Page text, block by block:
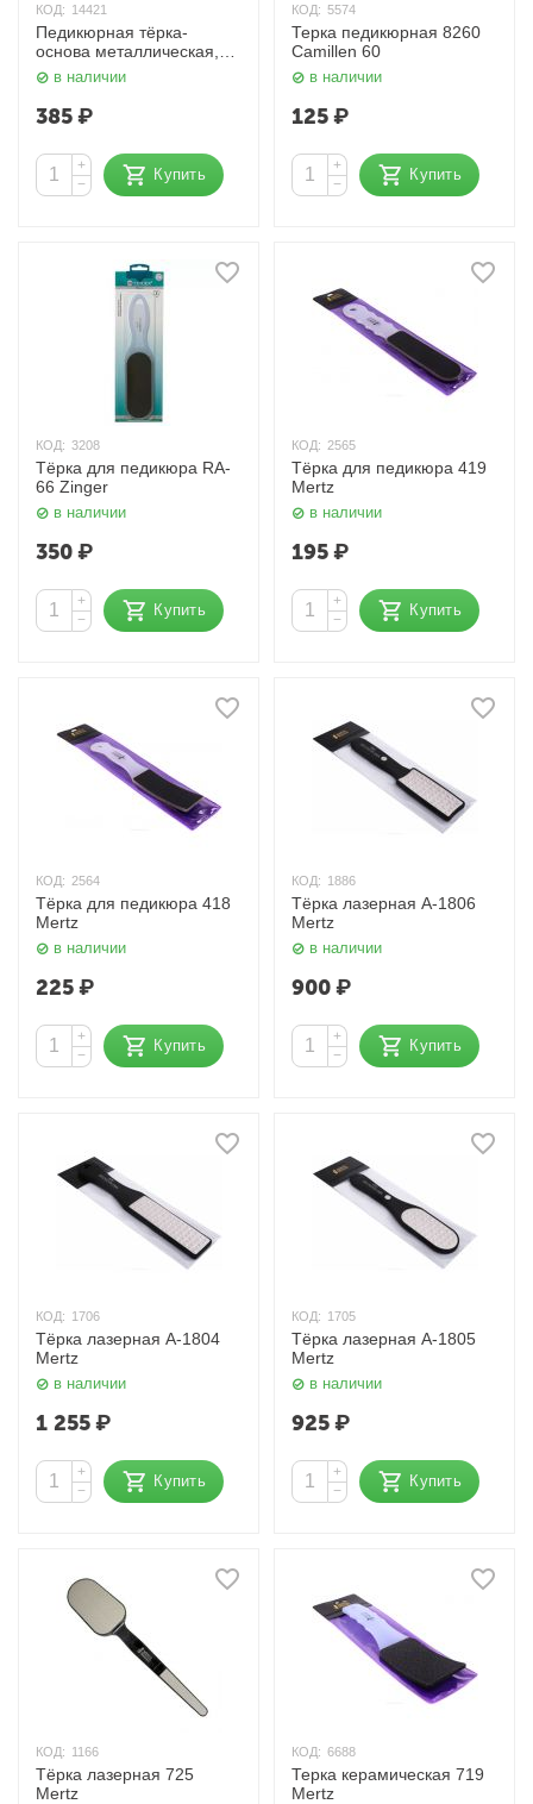
КОД: 14421
Педикюрная тёрка-
основа металлическая,
большая 1102 Kristaller
в наличии
385₽
+
−
Купить
КОД: 5574
Терка педикюрная 8260
Camillen 60
в наличии
125₽
+
−
Купить
КОД: 3208
Тёрка для педикюра RA-
66 Zinger
в наличии
350₽
+
−
Купить
КОД: 2565
Тёрка для педикюра 419
Mertz
в наличии
195₽
+
−
Купить
КОД: 2564
Тёрка для педикюра 418
Mertz
в наличии
225₽
+
−
Купить
КОД: 1886
Тёрка лазерная A-1806
Mertz
в наличии
900₽
+
−
Купить
КОД: 1706
Тёрка лазерная A-1804
Mertz
в наличии
1 255₽
+
−
Купить
КОД: 1705
Тёрка лазерная A-1805
Mertz
в наличии
925₽
+
−
Купить
КОД: 1166
Тёрка лазерная 725
Mertz
КОД: 6688
Терка керамическая 719
Mertz